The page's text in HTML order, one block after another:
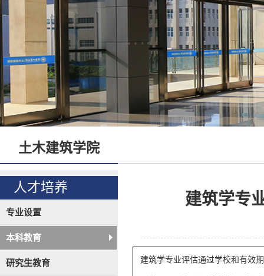
土木建筑学院
人才培养
专业设置
本科教育
研究生教育
建筑学专
建筑学专业评估通过学校和有效